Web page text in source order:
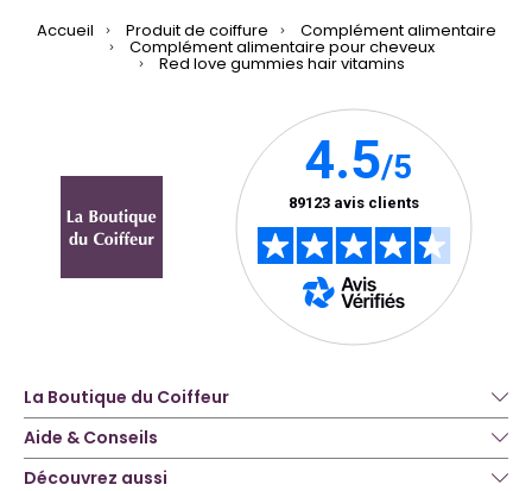
Accueil Produit de coiffure Complément alimentaire
Complément alimentaire pour cheveux
Red love gummies hair vitamins
La Boutique du Coiffeur
Aide & Conseils
Découvrez aussi